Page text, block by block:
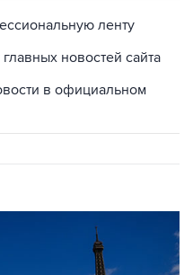
ленту
новостей сайта
в официальном